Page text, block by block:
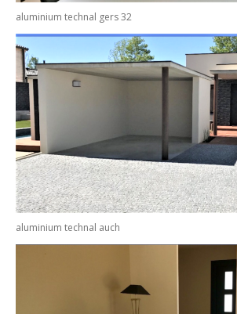
aluminium technal gers 32
aluminium technal auch